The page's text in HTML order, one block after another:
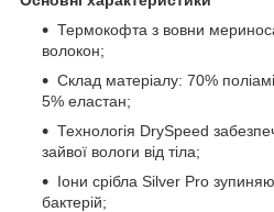
Термокофта з вовни
волокон;
Склад матеріалу: 70%
5% еластан;
Технологія DrySpeed
зайвої вологи від тіла;
Іони срібла Silver Pro
бактерій;